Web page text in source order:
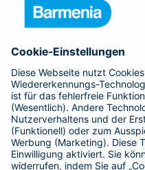
Barmenia ist Teil
Kranken-